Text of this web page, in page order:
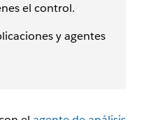
el control.
y agentes